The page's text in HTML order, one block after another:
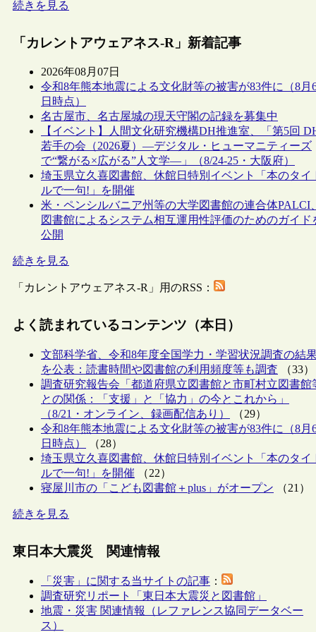
続きを見る
「カレントアウェアネス-R」新着記事
2026年08月07日
令和8年熊本地震による文化財等の被害が83件に（8月
日時点）
名古屋市、名古屋城の現天守閣の記録を募集中
【イベント】人間文化研究機構DH推進室、「第5回
若手の会（2026夏）―デジタル・ヒューマニティーズ
で“繋がる×広がる”人文学―」（8/24-25・大阪府）
埼玉県立久喜図書館、休館日特別イベント「本のタイ
ルで一句!」を開催
米・ペンシルバニア州等の大学図書館の連合体PALCI
図書館によるシステム相互運用性評価のためのガイド
公開
続きを見る
「カレントアウェアネス-R」用のRSS：
よく読まれているコンテンツ（本日）
文部科学省、令和8年度全国学力・学習状況調査の結
を公表：読書時間や図書館の利用頻度等も調査 （33）
調査研究報告会「都道府県立図書館と市町村立図書館
との関係：「支援」と「協力」の今とこれから」
（8/21・オンライン、録画配信あり）
（29）
令和8年熊本地震による文化財等の被害が83件に（8月
日時点）
（28）
埼玉県立久喜図書館、休館日特別イベント「本のタイ
ルで一句!」を開催 （22）
寝屋川市の「こども図書館＋plus」がオープン （21）
続きを見る
東日本大震災 関連情報
「災害」に関する当サイトの記事 ：
調査研究リポート「東日本大震災と図書館」
地震・災害 関連情報（レファレンス協同データベー
ス）